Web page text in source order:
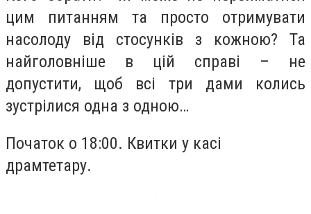
цим питанням та просто отримувати
насолоду від стосунків з кожною? Та
найголовніше в цій справі – не
допустити, щоб всі три дами колись
зустрілися одна з одною…
Початок о 18:00. Квитки у касі
драмтетару.